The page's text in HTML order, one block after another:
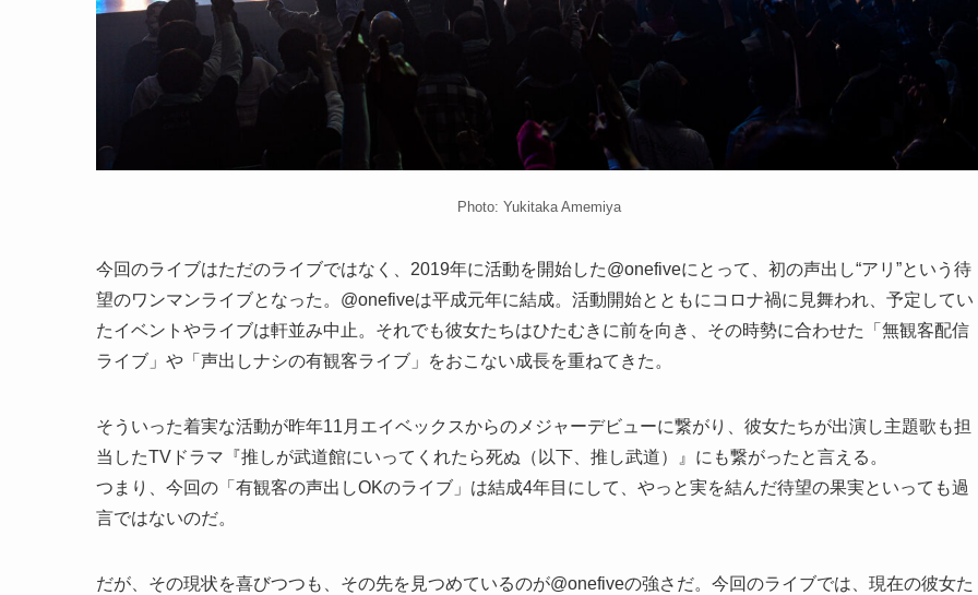
Photo: Yukitaka Amemiya
今回のライブはただのライブではなく、2019年に活動を開始した@onefiveにとって、初の声出し“アリ”という待
望のワンマンライブとなった。@onefiveは平成元年に結成。活動開始とともにコロナ禍に見舞われ、予定してい
たイベントやライブは軒並み中止。それでも彼女たちはひたむきに前を向き、その時勢に合わせた「無観客配信
ライブ」や「声出しナシの有観客ライブ」をおこない成長を重ねてきた。
そういった着実な活動が昨年11月エイベックスからのメジャーデビューに繋がり、彼女たちが出演し主題歌も担
当したTVドラマ『推しが武道館にいってくれたら死ぬ（以下、推し武道）』にも繋がったと言える。
つまり、今回の「有観客の声出しOKのライブ」は結成4年目にして、やっと実を結んだ待望の果実といっても過
言ではないのだ。
だが、その現状を喜びつつも、その先を見つめているのが@onefiveの強さだ。今回のライブでは、現在の彼女た